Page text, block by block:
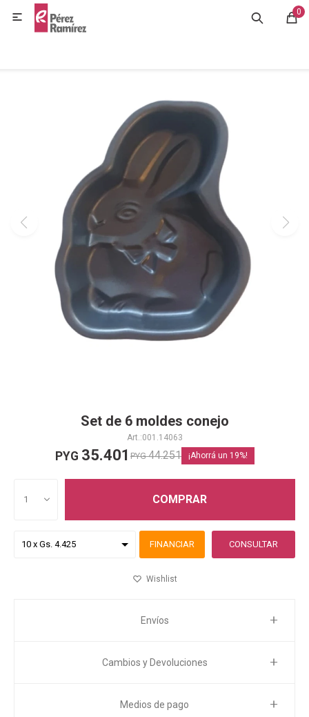
0

Set de 6 moldes conejo
001.14063
PYG 35.401 PYG 44.251 19
1 COMPRAR
FINANCIAR CONSULTAR
Envíos
Cambios y Devoluciones
Medios de pago
MI CUENTA
BLOG
CONTACTO